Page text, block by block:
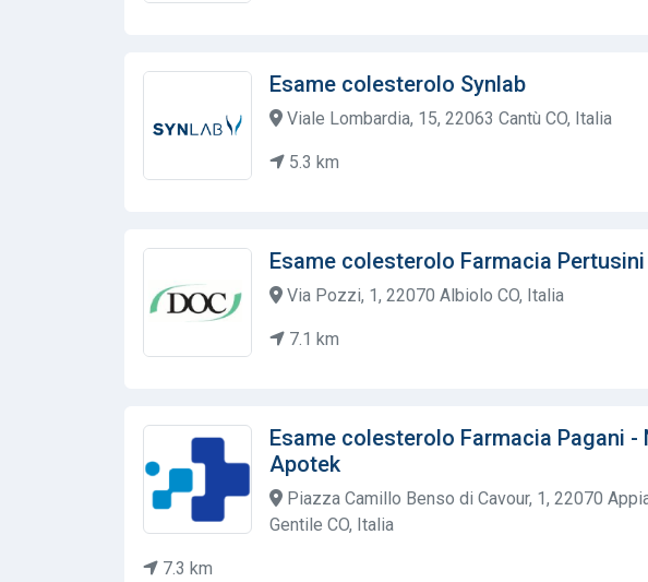
Esame colesterolo Synlab
Viale Lombardia, 15, 22063 Cantù CO, Italia
5.3 km
Esame colesterolo Farmacia Pertusini
Via Pozzi, 1, 22070 Albiolo CO, Italia
7.1 km
Esame colesterolo Farmacia Pagani -
Apotek
Piazza Camillo Benso di Cavour, 1, 22070
Gentile CO, Italia
7.3 km